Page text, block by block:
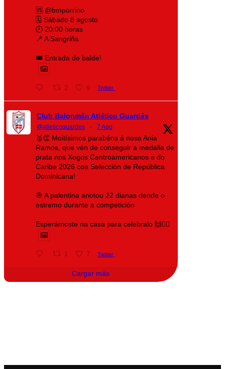
🆚 @bmporrino
🗓️ Sábado 8 agosto
🕗 20:00 horas
📍 A Sangriña
🎟️ Entrada de balde!
2 9 Twitter
Club Balonmán Atlético Guardés
@atleticoguardes · 7 Ago
🥈👏 Moitísimos parabéns á nosa Ania
Ramos, que vén de conseguir a medalla de
prata nos Xogos Centroamericanos e do
Caribe 2026 coa Selección de República
Dominicana!
🎯 A palentina anotou 22 dianas dende o
estremo durante a competición
Esperámoste na casa para celebralo 🙌❤️‍🔥
1 7 Twitter
Cargar más